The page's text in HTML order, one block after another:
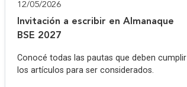
12/05/2026
Invitación a escribir en Almanaque
BSE 2027
Conocé todas las pautas que deben cumplir
los artículos para ser considerados.